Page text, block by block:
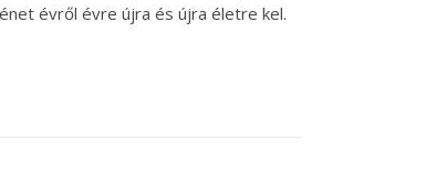
évről évre újra és újra életre kel.